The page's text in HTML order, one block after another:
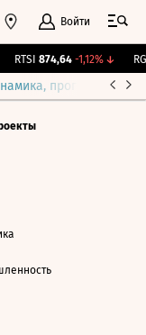
Войти
RTSI 874,64 -1,12%↓
прогнозы